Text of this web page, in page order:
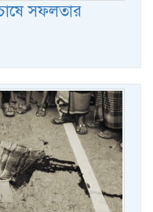
সফলতার